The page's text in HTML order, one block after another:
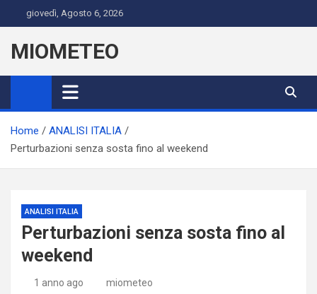
to
content
giovedì, Agosto 6, 2026
MIOMETEO
Home
ANALISI ITALIA
Perturbazioni senza sosta fino al weekend
ANALISI ITALIA
Perturbazioni senza sosta fino al
weekend
1 anno ago miometeo